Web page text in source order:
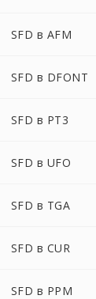
SFD в AFM
SFD в DFONT
SFD в PT3
SFD в UFO
SFD в TGA
SFD в CUR
SFD в PPM